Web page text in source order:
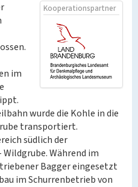
Kooperationspartner
im
wurde die Kohle in die
transportiert.
südlich der
Während im
Bagger eingesetzt
im Schurrenbetrieb von